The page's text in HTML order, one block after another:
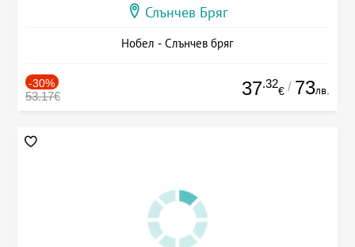
Слънчев Бряг
Нобел - Слънчев бряг
-30%
53.17€ 37.32
€ / 73лв.